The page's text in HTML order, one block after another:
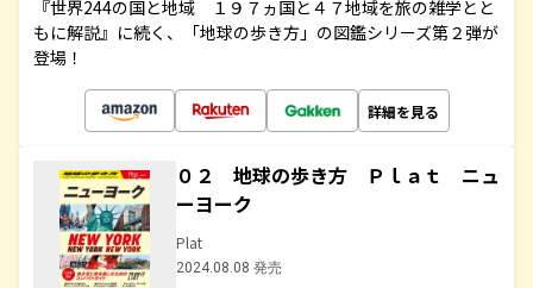
『世界244の国と地域 １９７ヵ国と４７地域を旅の雑学とと
もに解説』に続く、「地球の歩き方」の図鑑シリーズ第２弾が
登場！
詳細を見る
０２ 地球の歩き方 Ｐｌａｔ ニュ
ーヨーク
Plat
2024.08.08 発売